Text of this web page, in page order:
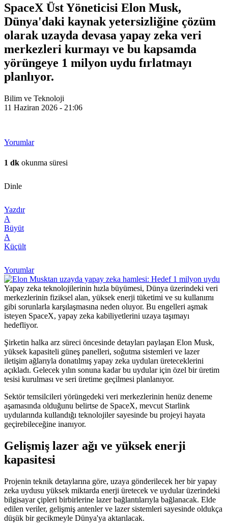
SpaceX Üst Yöneticisi Elon Musk,
Dünya'daki kaynak yetersizliğine çözüm
olarak uzayda devasa yapay zeka veri
merkezleri kurmayı ve bu kapsamda
yörüngeye 1 milyon uydu fırlatmayı
planlıyor.
Bilim ve Teknoloji
11 Haziran 2026 - 21:06
Yorumlar
1 dk okunma süresi
Dinle
Yazdır
A
Büyüt
A
Küçült
Yorumlar
Yapay zeka teknolojilerinin hızla büyümesi, Dünya üzerindeki veri
merkezlerinin fiziksel alan, yüksek enerji tüketimi ve su kullanımı
gibi sorunlarla karşılaşmasına neden oluyor. Bu engelleri aşmak
isteyen SpaceX, yapay zeka kabiliyetlerini uzaya taşımayı
hedefliyor.
Şirketin halka arz süreci öncesinde detayları paylaşan Elon Musk,
yüksek kapasiteli güneş panelleri, soğutma sistemleri ve lazer
iletişim ağlarıyla donatılmış yapay zeka uyduları üreteceklerini
açıkladı. Gelecek yılın sonuna kadar bu uydular için özel bir üretim
tesisi kurulması ve seri üretime geçilmesi planlanıyor.
Sektör temsilcileri yörüngedeki veri merkezlerinin henüz deneme
aşamasında olduğunu belirtse de SpaceX, mevcut Starlink
uydularında kullandığı teknolojiler sayesinde bu projeyi hayata
geçirebileceğine inanıyor.
Gelişmiş lazer ağı ve yüksek enerji
kapasitesi
Projenin teknik detaylarına göre, uzaya gönderilecek her bir yapay
zeka uydusu yüksek miktarda enerji üretecek ve uydular üzerindeki
bilgisayar çipleri birbirlerine lazer bağlantılarıyla bağlanacak. Elde
edilen veriler, gelişmiş antenler ve lazer sistemleri sayesinde oldukça
düşük bir gecikmeyle Dünya'ya aktarılacak.